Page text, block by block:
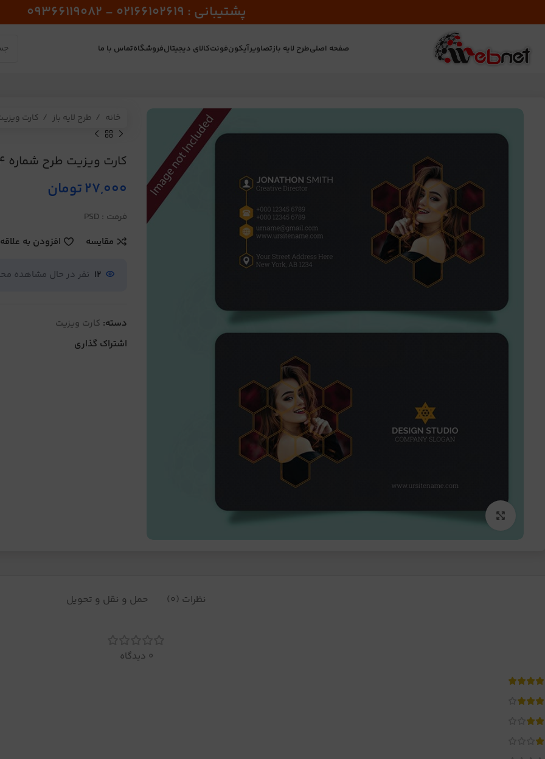
پشتیبانی : 02166102619 - 09366119082
صفحه اصلیطرح لایه بازتصاویرآیکونفونتکالای دیجیتالفروشگاهتماس با ما
برای بزرگنمایی کلیک کنید
خانه طرح لایه باز کارت
کارت ویزیت طرح شماره 94
27,000تومان
فرمت : PSD
مقایسه
افزودن به
12 نفر در حال مشاهده
دسته: کارت ویزیت
اشتراک گذاری
نظرات (0) حمل و نقل و تحویل
0 دیدگاه